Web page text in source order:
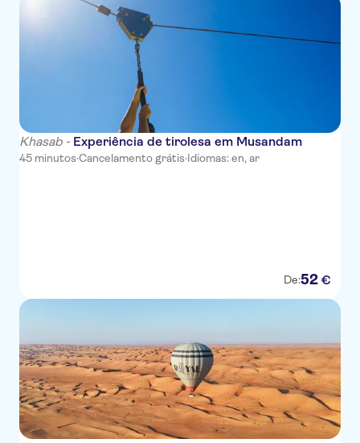
Khasab - Experiência de tirolesa em Musandam
45 minutos·Cancelamento grátis·Idiomas: en, ar
De:52 €